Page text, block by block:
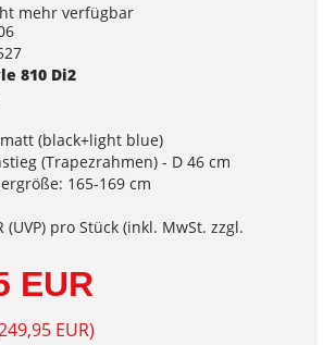
mehr verfügbar
810 Di2
(black+light blue)
(Trapezrahmen) - D 46 cm
165-169 cm
(UVP) pro Stück (inkl. MwSt. zzgl.
EUR
EUR)